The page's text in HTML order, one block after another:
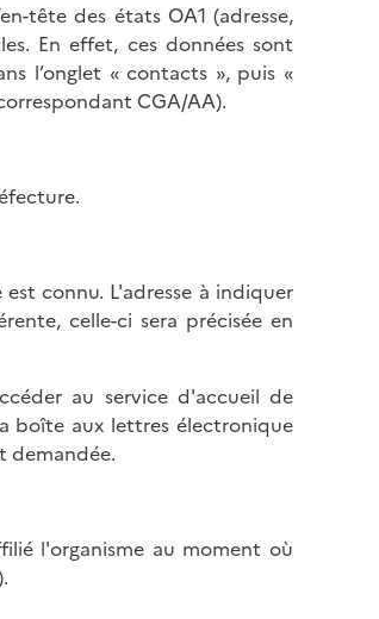
tête des états OA1 (adresse,
En effet, ces données sont
l’onglet « contacts », puis «
CGA/AA).
connu. L'adresse à indiquer
celle-ci sera précisée en
au service d'accueil de
boîte aux lettres électronique
demandée.
l'organisme au moment où